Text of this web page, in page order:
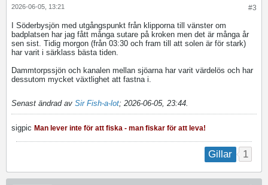
#3
2026-06-05, 13:21
I Söderbysjön med utgångspunkt från klipporna till vänster om
badplatsen har jag fått många sutare på kroken men det är många år
sen sist. Tidig morgon (från 03:30 och fram till att solen är för stark)
har varit i särklass bästa tiden.
Dammtorpssjön och kanalen mellan sjöarna har varit värdelös och har
dessutom mycket växtlighet att fastna i.
Senast ändrad av Sir Fish-a-lot; 2026-06-05, 23:44.
sigpic Man lever inte för att fiska - man fiskar för att leva!
Gillar 1